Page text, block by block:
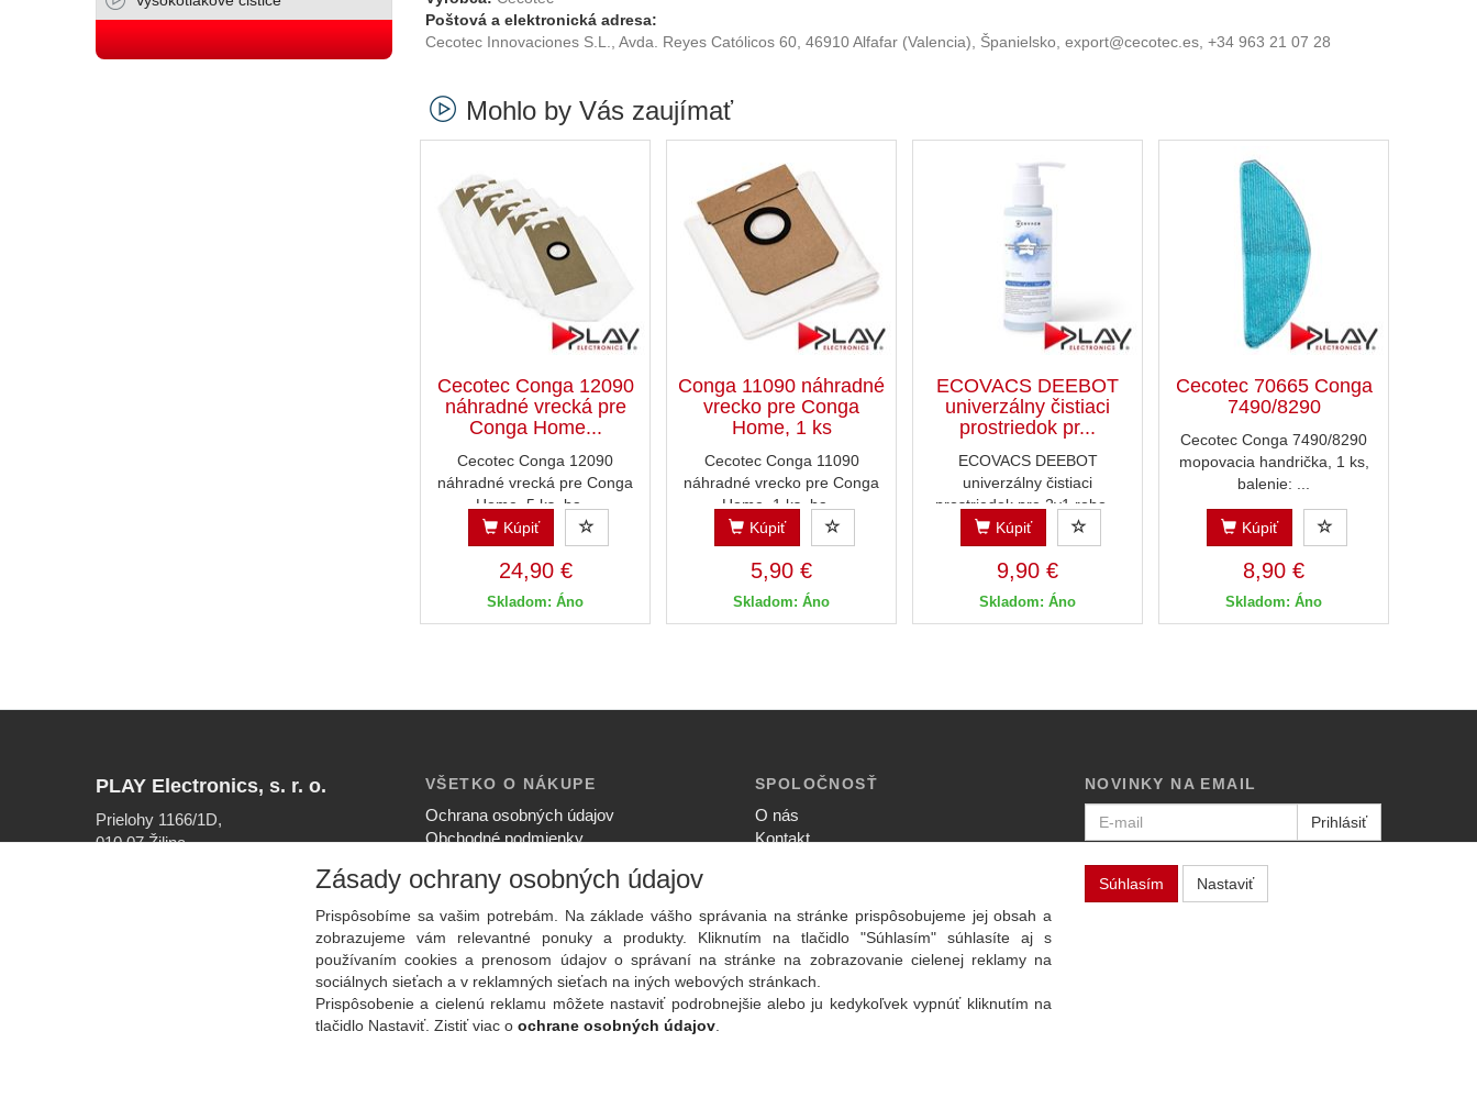
Poštová a elektronická adresa:
Cecotec Innovaciones S.L., Avda. Reyes Católicos 60, 46910 Alfafar (Valencia), Španielsko, export@cecotec.es, +34 963 21 07 28
Mohlo by Vás zaujímať
Cecotec Conga 12090
náhradné vrecká pre
Conga Home...
Cecotec Conga 12090
náhradné vrecká pre Conga
Home, 5 ks, ba...
Kúpiť
24,90 €
Skladom: Áno
Conga 11090 náhradné
vrecko pre Conga
Home, 1 ks
Cecotec Conga 11090
náhradné vrecko pre Conga
Home, 1 ks, ba...
Kúpiť
5,90 €
Skladom: Áno
ECOVACS DEEBOT
univerzálny čistiaci
prostriedok pr...
ECOVACS DEEBOT
univerzálny čistiaci
prostriedok pre 2v1 robo...
Kúpiť
9,90 €
Skladom: Áno
Cecotec 70665 Conga
7490/8290
Cecotec Conga 7490/8290
mopovacia handrička, 1 ks,
balenie: ...
Kúpiť
8,90 €
Skladom: Áno
PLAY Electronics, s. r. o.
Prielohy 1166/1D,
010 07 Žilina
VŠETKO O NÁKUPE
Ochrana osobných údajov
Obchodné podmienky
Ako nakupovať
Reklamačný poriadok
SPOLOČNOSŤ
O nás
Kontakt
NOVINKY NA EMAIL
Prihlásiť
Zásady ochrany osobných údajov
Prispôsobíme sa vašim potrebám. Na základe vášho správania na stránke prispôsobujeme jej obsah a
zobrazujeme vám relevantné ponuky a produkty. Kliknutím na tlačidlo "Súhlasím" súhlasíte aj s
používaním cookies a prenosom údajov o správaní na stránke na zobrazovanie cielenej reklamy na
sociálnych sieťach a v reklamných sieťach na iných webových stránkach.
Prispôsobenie a cielenú reklamu môžete nastaviť podrobnejšie alebo ju kedykoľvek vypnúť kliknutím na
tlačidlo Nastaviť. Zistiť viac o ochrane osobných údajov
Súhlasím Nastaviť